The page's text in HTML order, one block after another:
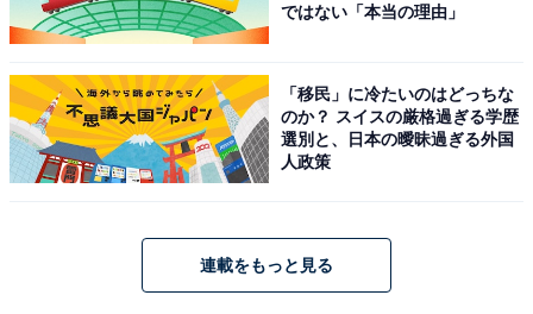
ではない「本当の理由」
「移民」に冷たいのはどっちな
のか？ スイスの厳格過ぎる学歴
選別と、日本の曖昧過ぎる外国
人政策
連載をもっと見る